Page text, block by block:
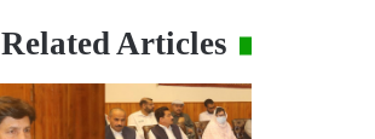
Related Articles